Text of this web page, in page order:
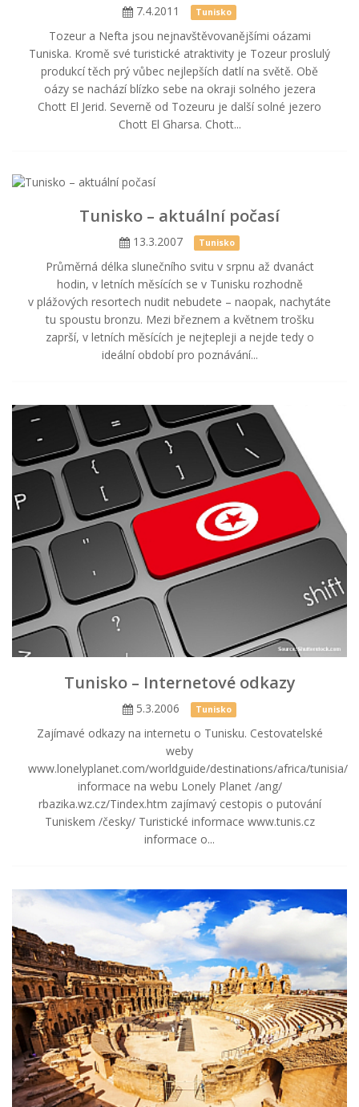
7.4.2011 Tunisko
Tozeur a Nefta jsou nejnavštěvovanějšími oázami
Tuniska. Kromě své turistické atraktivity je Tozeur proslulý
produkcí těch prý vůbec nejlepších datlí na světě. Obě
oázy se nachází blízko sebe na okraji solného jezera
Chott El Jerid. Severně od Tozeuru je další solné jezero
Chott El Gharsa. Chott...
Tunisko – aktuální počasí
13.3.2007 Tunisko
Průměrná délka slunečního svitu v srpnu až dvanáct
hodin, v letních měsících se v Tunisku rozhodně
v plážových resortech nudit nebudete – naopak, nachytáte
tu spoustu bronzu. Mezi březnem a květnem trošku
zaprší, v letních měsících je nejtepleji a nejde tedy o
ideální období pro poznávání...
Tunisko – Internetové odkazy
5.3.2006 Tunisko
Zajímavé odkazy na internetu o Tunisku. Cestovatelské
weby
www.lonelyplanet.com/worldguide/destinations/africa/tunisia/
informace na webu Lonely Planet /ang/
rbazika.wz.cz/Tindex.htm zajímavý cestopis o putování
Tuniskem /česky/ Turistické informace www.tunis.cz
informace o...